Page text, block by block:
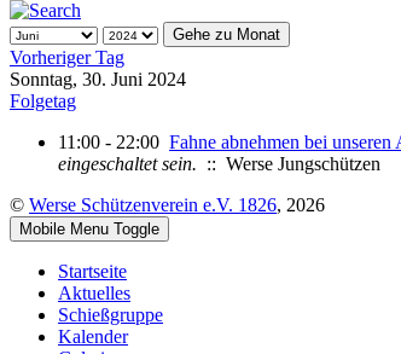
Gehe zu Monat
Vorheriger Tag
Sonntag, 30. Juni 2024
Folgetag
11:00 - 22:00 Fahne abnehmen bei unseren
eingeschaltet sein. :: Werse Jungschützen
© Werse Schützenverein e.V. 1826, 2026
Mobile Menu Toggle
Startseite
Aktuelles
Schießgruppe
Kalender